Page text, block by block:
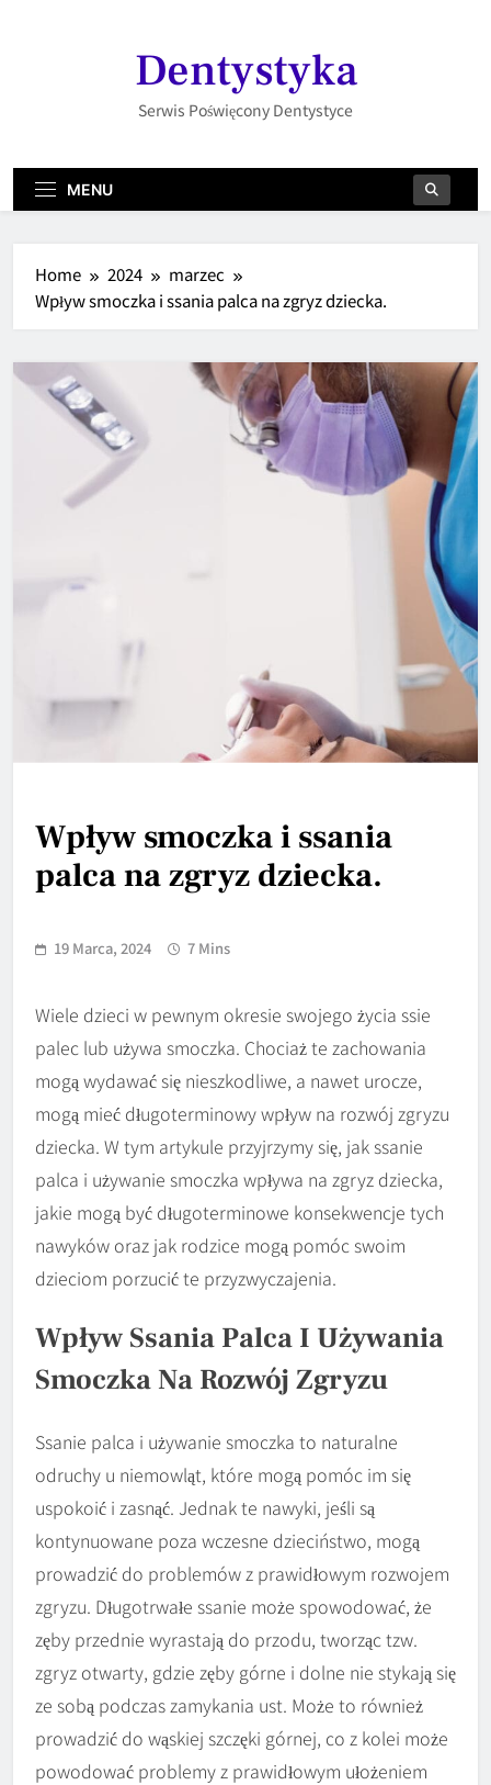
Dentystyka
Serwis Poświęcony Dentystyce
MENU
Home 2024
marzec
Wpływ smoczka i ssania palca na zgryz dziecka.
Wpływ smoczka i ssania
palca na zgryz dziecka.
19 Marca, 2024 7 Mins
Wiele dzieci w pewnym okresie swojego życia ssie
palec lub używa smoczka. Chociaż te zachowania
mogą wydawać się nieszkodliwe, a nawet urocze,
mogą mieć długoterminowy wpływ na rozwój zgryzu
dziecka. W tym artykule przyjrzymy się, jak ssanie
palca i używanie smoczka wpływa na zgryz dziecka,
jakie mogą być długoterminowe konsekwencje tych
nawyków oraz jak rodzice mogą pomóc swoim
dzieciom porzucić te przyzwyczajenia.
Wpływ Ssania Palca I Używania
Smoczka Na Rozwój Zgryzu
Ssanie palca i używanie smoczka to naturalne
odruchy u niemowląt, które mogą pomóc im się
uspokoić i zasnąć. Jednak te nawyki, jeśli są
kontynuowane poza wczesne dzieciństwo, mogą
prowadzić do problemów z prawidłowym rozwojem
zgryzu. Długotrwałe ssanie może spowodować, że
zęby przednie wyrastają do przodu, tworząc tzw.
zgryz otwarty, gdzie zęby górne i dolne nie stykają się
ze sobą podczas zamykania ust. Może to również
prowadzić do wąskiej szczęki górnej, co z kolei może
powodować problemy z prawidłowym ułożeniem